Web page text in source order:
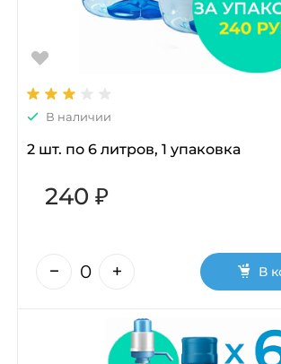
В наличии
2 шт. по 6 литров, 1 упаковка
240 ₽
В